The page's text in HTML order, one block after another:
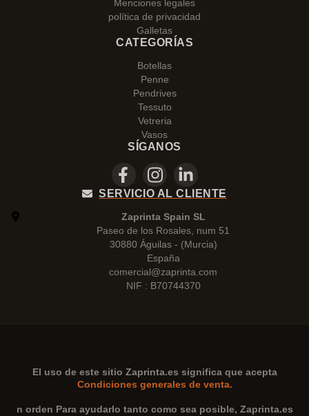
Menciones legales
política de privacidad
Galletas
CATEGORÍAS
Botellas
Penne
Pendrives
Tessuto
Vetreria
Vasos
SÍGANOS
SERVICIO AL CLIENTE
Zaprinta Spain SL
Paseo de los Rosales, num 51
30880 Águilas - (Murcia)
España
comercial@zaprinta.com
NIF : B70744370
El uso de este sitio Zaprinta.es significa que acepta
Condiciones generales de venta.
n orden Para ayudarlo tanto como sea posible, Zaprinta.es